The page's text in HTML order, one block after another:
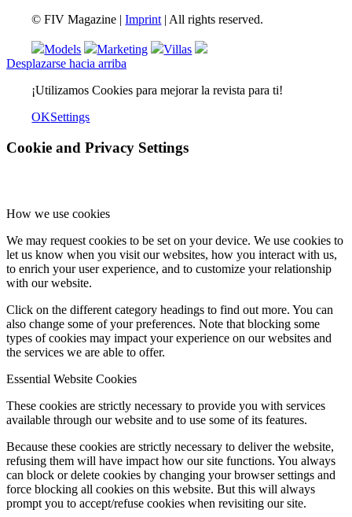
© FIV Magazine |Imprint | All rights reserved.
Models Marketing
Villas
Desplazarse hacia arriba
¡Utilizamos Cookies para mejorar la revista para ti!
OKSettings
Cookie and Privacy Settings
How we use cookies
We may request cookies to be set on your device. We use cookies to
let us know when you visit our websites, how you interact with us,
to enrich your user experience, and to customize your relationship
with our website.
Click on the different category headings to find out more. You can
also change some of your preferences. Note that blocking some
types of cookies may impact your experience on our websites and
the services we are able to offer.
Essential Website Cookies
These cookies are strictly necessary to provide you with services
available through our website and to use some of its features.
Because these cookies are strictly necessary to deliver the website,
refusing them will have impact how our site functions. You always
can block or delete cookies by changing your browser settings and
force blocking all cookies on this website. But this will always
prompt you to accept/refuse cookies when revisiting our site.